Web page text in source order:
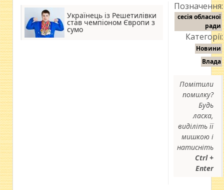
Українець із Решетилівки
став чемпіоном Європи з
сумо
Позначення:
сесія обласної
ради
Категорії:
Новини
Влада
Помітили
помилку?
Будь
ласка,
виділіть її
мишкою і
натисніть
Ctrl +
Enter